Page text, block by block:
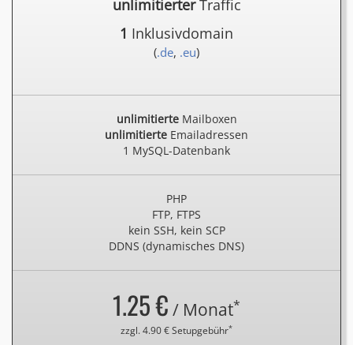
unlimitierterTraffic
1 Inklusivdomain
(.de, .eu)
unlimitierteMailboxen
unlimitierte Emailadressen
1 MySQL-Datenbank
PHP
FTP, FTPS
kein SSH, kein SCP
DDNS (dynamisches DNS)
1.25 € / Monat*
zzgl. 4.90 € Setupgebühr*